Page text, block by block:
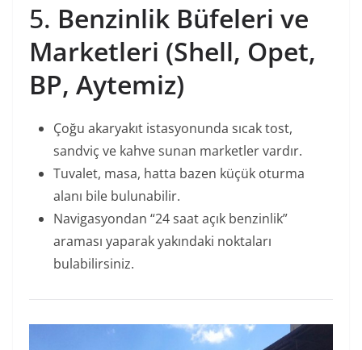
5. Benzinlik Büfeleri ve
Marketleri (Shell, Opet,
BP, Aytemiz)
Çoğu akaryakıt istasyonunda sıcak tost,
sandviç ve kahve sunan marketler vardır.
Tuvalet, masa, hatta bazen küçük oturma
alanı bile bulunabilir.
Navigasyondan “24 saat açık benzinlik”
araması yaparak yakındaki noktaları
bulabilirsiniz.